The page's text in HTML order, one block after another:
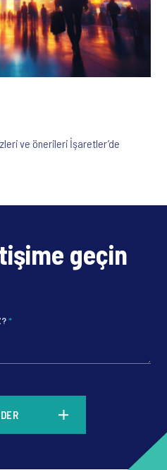
ve önerileri İşaretler’de
geçin
*